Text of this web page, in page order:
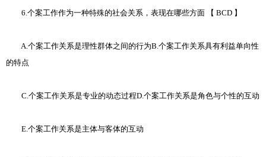
6.个案工作作为一种特殊的社会关系，表现在哪些方面 【 BCD 】
A.个案工作关系是理性群体之间的行为B.个案工作关系具有利益单向性
的特点
C.个案工作关系是专业的动态过程D.个案工作关系是角色与个性的互动
E.个案工作关系是主体与客体的互动